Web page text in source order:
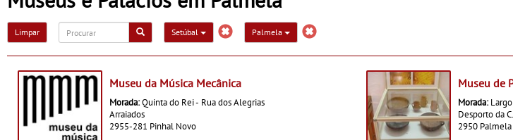
Limpar Setúbal Palmela
Museu da Música Mecânica
Morada:Quinta do Rei - Rua dos Alegrias
Arraiados
2955-281 Pinhal Novo
Museu de
Morada:
Desporto da
2950 Palmela